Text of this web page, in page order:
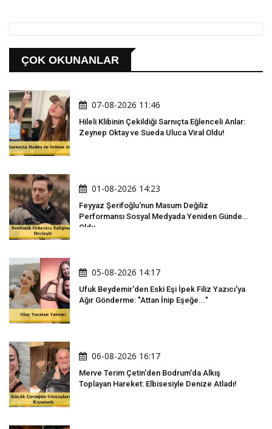
ÇOK OKUNANLAR
07-08-2026 11:46
Hileli Klibinin Çekildiği Sarnıçta Eğlenceli Anlar:
Zeynep Oktay ve Sueda Uluca Viral Oldu!
01-08-2026 14:23
Feyyaz Şerifoğlu'nun Masum Değiliz
Performansı Sosyal Medyada Yeniden Gündem
Oldu
05-08-2026 14:17
Ufuk Beydemir'den Eski Eşi İpek Filiz Yazıcı'ya
Ağır Gönderme: "Attan İnip Eşeğe..."
06-08-2026 16:17
Merve Terim Çetin'den Bodrum'da Alkış
Toplayan Hareket: Elbisesiyle Denize Atladı!